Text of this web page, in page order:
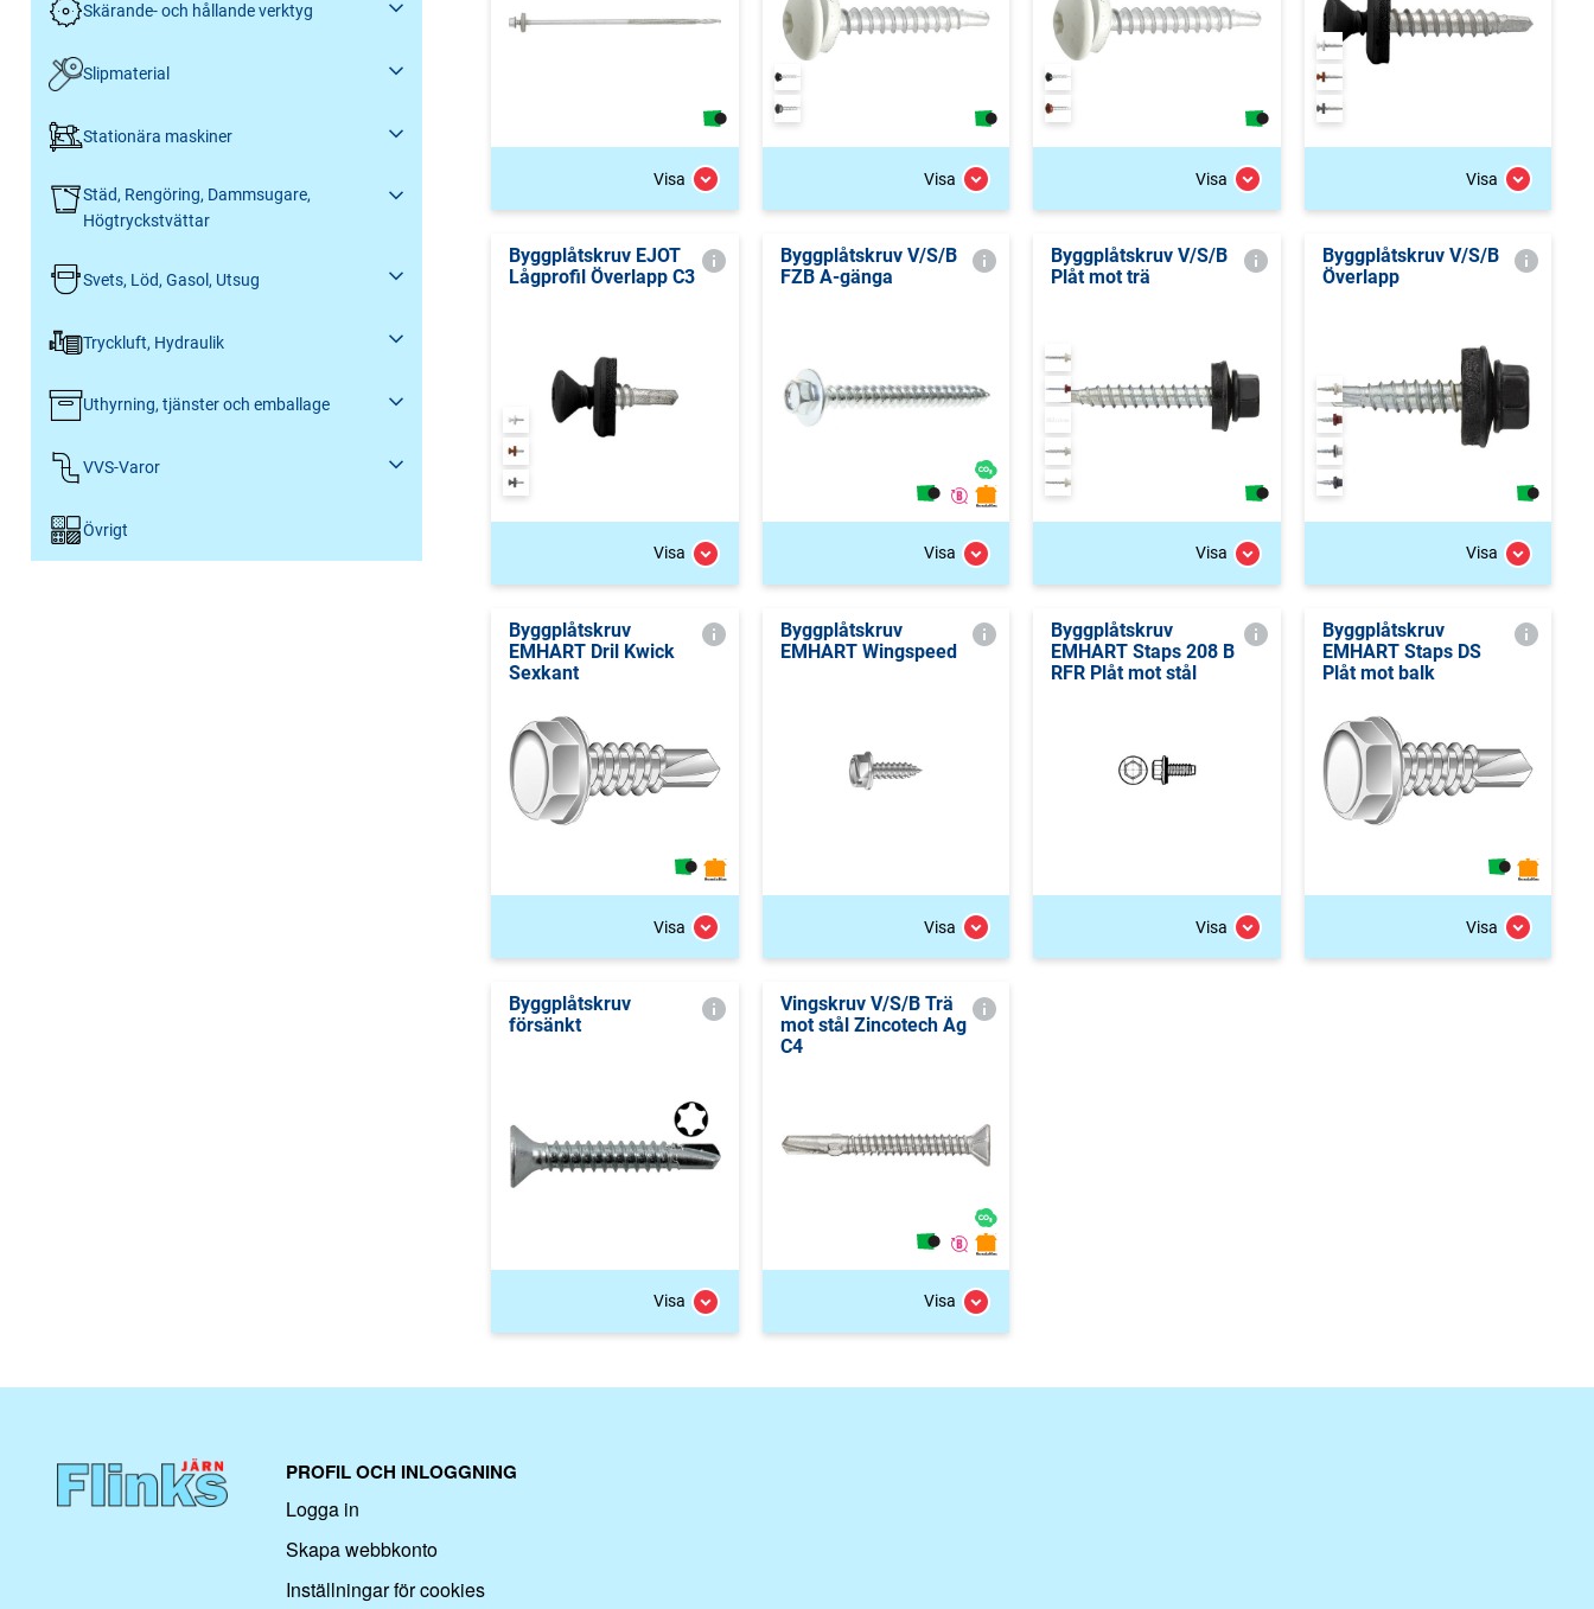
Skärande- och hållande verktyg
Slipmaterial
Stationära maskiner
Städ, Rengöring, Dammsugare,
Högtryckstvättar
Svets, Löd, Gasol, Utsug
Tryckluft, Hydraulik
Uthyrning, tjänster och emballage
VVS-Varor
Övrigt
Visa Visa Visa Visa
Byggplåtskruv EJOT
Lågprofil Överlapp C3
Visa
Byggplåtskruv V/S/B
FZB A-gänga
Visa
Byggplåtskruv V/S/B
Plåt mot trä
Visa
Byggplåtskruv V/S/B
Överlapp
Visa
Byggplåtskruv
EMHART Dril Kwick
Sexkant
Visa
Byggplåtskruv
EMHART Wingspeed
Visa
Byggplåtskruv
EMHART Staps 208 B
RFR Plåt mot stål
Visa
Byggplåtskruv
EMHART Staps DS
Plåt mot balk
Visa
Byggplåtskruv
försänkt
Visa
Vingskruv V/S/B Trä
mot stål Zincotech Ag
C4
Visa
PROFIL OCH INLOGGNING
Logga in
Skapa webbkonto
Inställningar för cookies